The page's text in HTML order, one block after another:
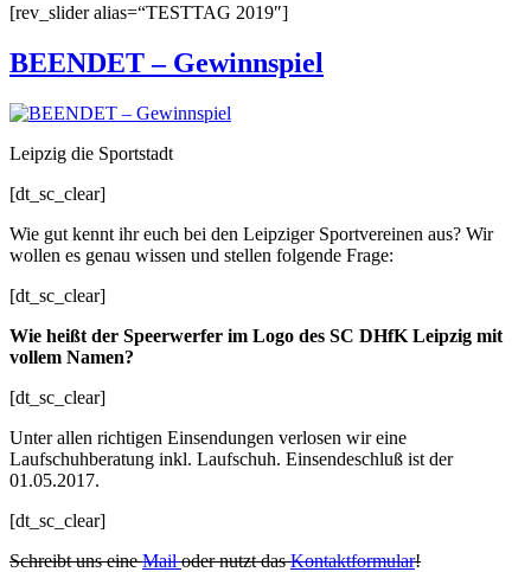
[rev_slider alias=“TESTTAG 2019″]
BEENDET – Gewinnspiel
Leipzig die Sportstadt
[dt_sc_clear]
Wie gut kennt ihr euch bei den Leipziger Sportvereinen aus? Wir
wollen es genau wissen und stellen folgende Frage:
[dt_sc_clear]
Wie heißt der Speerwerfer im Logo des SC DHfK Leipzig mit
vollem Namen?
[dt_sc_clear]
Unter allen richtigen Einsendungen verlosen wir eine
Laufschuhberatung inkl. Laufschuh. Einsendeschluß ist der
01.05.2017.
[dt_sc_clear]
Schreibt uns eineMailoder nutzt dasKontaktformular!